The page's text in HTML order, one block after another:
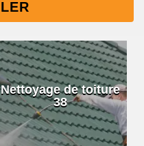
Nettoyage de toiture
38